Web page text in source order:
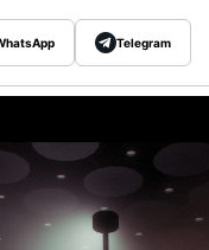
Telegram